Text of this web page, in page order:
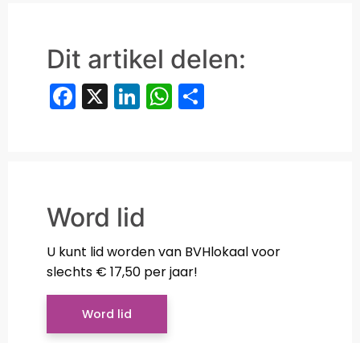
Dit artikel delen:
Facebook
X LinkedIn
WhatsApp
Word lid
U kunt lid worden van BVHlokaal voor
slechts € 17,50 per jaar!
Word lid